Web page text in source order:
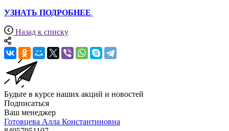
УЗНАТЬ ПОДРОБНЕЕ
Назад к списку
Будьте в курсе наших акций и новостей
Подписаться
Ваш менеджер
Готовцева Алла Константиновна